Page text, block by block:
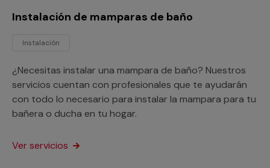
Instalación de mamparas de baño
Instalación
¿Necesitas instalar una mampara de baño? Nuestros
servicios cuentan con profesionales que te ayudarán
con todo lo necesario para instalar la mampara para tu
bañera o ducha en tu hogar.
Ver servicios